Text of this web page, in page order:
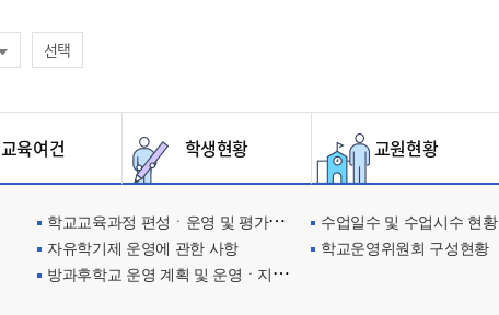
선택
교육여건 학생현황 교원현황
학교교육과정 편성ㆍ운영 및 평가에 관한 사항 수업일수 및 수업시수 현황
자유학기제 운영에 관한 사항 학교운영위원회 구성현황
방과후학교 운영 계획 및 운영ㆍ지원현황